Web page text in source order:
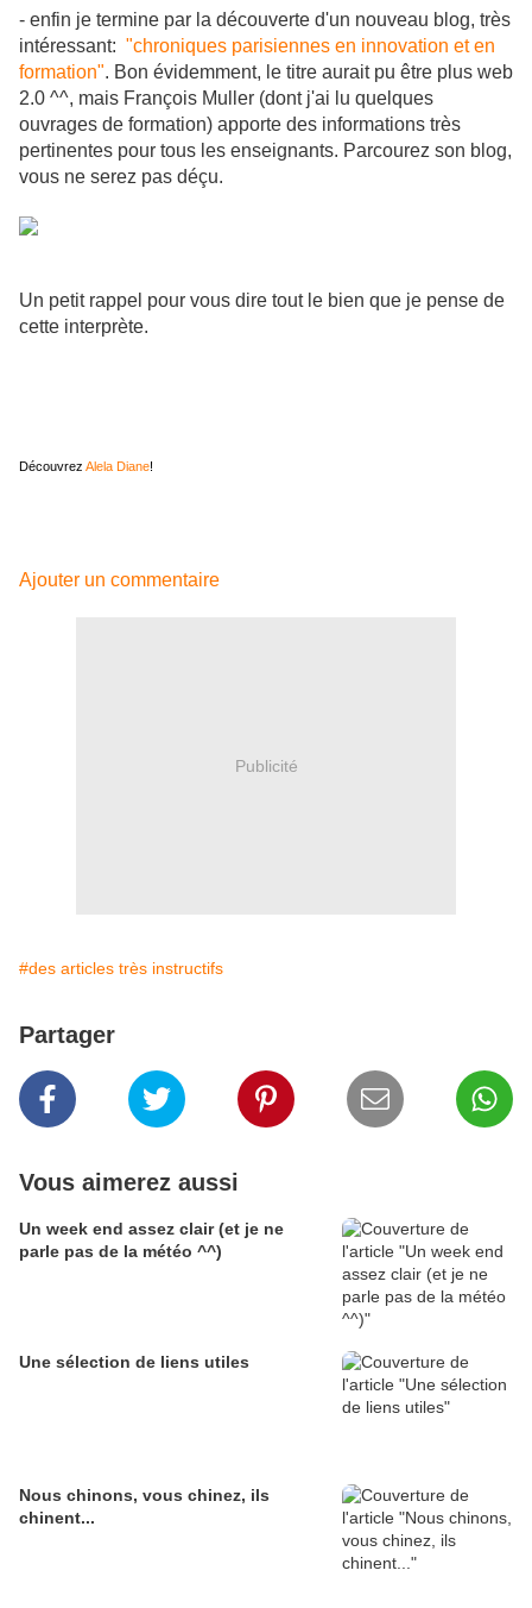
- enfin je termine par la découverte d'un nouveau blog, très
intéressant: "chroniques parisiennes en innovation et en
formation". Bon évidemment, le titre aurait pu être plus web
2.0 ^^, mais François Muller (dont j'ai lu quelques
ouvrages de formation) apporte des informations très
pertinentes pour tous les enseignants. Parcourez son blog,
vous ne serez pas déçu.
Un petit rappel pour vous dire tout le bien que je pense de
cette interprète.
Découvrez Alela Diane!
Ajouter un commentaire
Publicité
#des articles très instructifs
Partager
Vous aimerez aussi
Un week end assez clair (et je ne
parle pas de la météo ^^)
Une sélection de liens utiles
Nous chinons, vous chinez, ils
chinent...